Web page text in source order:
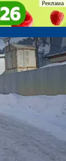
проверку
на
проверку
на